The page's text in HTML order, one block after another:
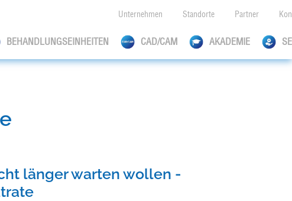
Unternehmen Standorte Partner
BEHANDLUNGSEINHEITEN CAD/CAM AKADEMIE
länger warten wollen -